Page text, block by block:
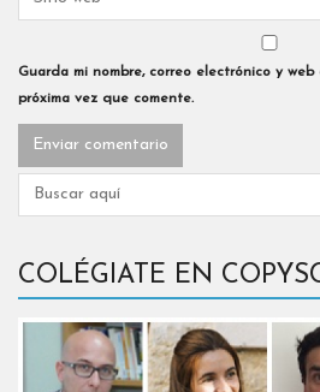
Guarda mi nombre, correo electrónico y
próxima vez que comente.
COLÉGIATE EN